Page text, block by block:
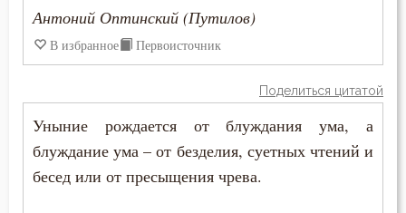
Бесстрастие
Благоговение
Иоанн Кассиан Римлянин
Иоанн Лествичник
Исаак Сирин Ниневийский
Лев Оптинский (Наголкин)
Антоний Оптинский (Путилов)
В избранное Первоисточник
Поделиться цитатой
Уныние рождается от блуждания ума, а
блуждание ума – от безделия, суетных чтений и
бесед или от пресыщения чрева.